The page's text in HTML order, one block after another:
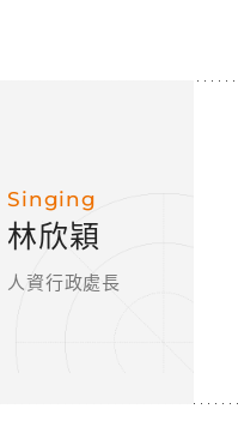
Singing
林欣穎
人資行政處長